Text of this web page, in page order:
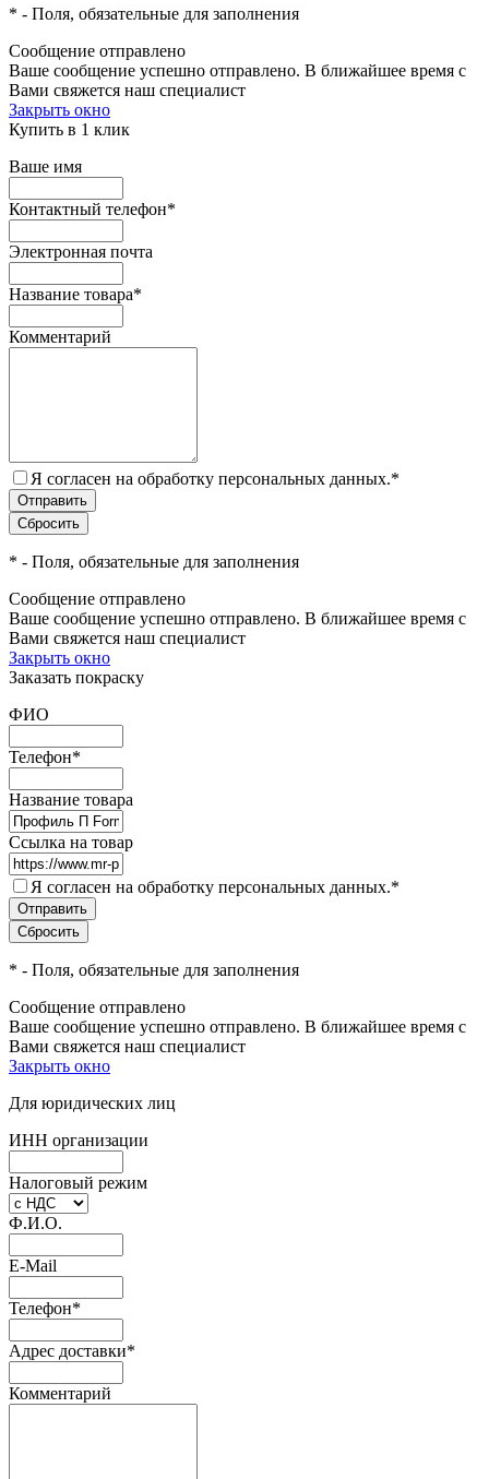
* - Поля, обязательные для заполнения
Сообщение отправлено
Ваше сообщение успешно отправлено. В ближайшее время с
Вами свяжется наш специалист
Закрыть окно
Купить в 1 клик
Ваше имя
Контактный телефон*
Электронная почта
Название товара*
Комментарий
Я согласен на обработку персональных данных.*
* - Поля, обязательные для заполнения
Сообщение отправлено
Ваше сообщение успешно отправлено. В ближайшее время с
Вами свяжется наш специалист
Закрыть окно
Заказать покраску
ФИО
Телефон*
Название товара
Ссылка на товар
Я согласен на обработку персональных данных.*
* - Поля, обязательные для заполнения
Сообщение отправлено
Ваше сообщение успешно отправлено. В ближайшее время с
Вами свяжется наш специалист
Закрыть окно
Для юридических лиц
ИНН организации
Налоговый режим
Ф.И.О.
E-Mail
Телефон*
Адрес доставки*
Комментарий